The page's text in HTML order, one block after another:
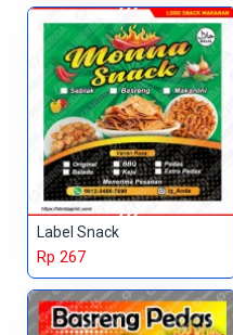
Label Snack
Rp 267